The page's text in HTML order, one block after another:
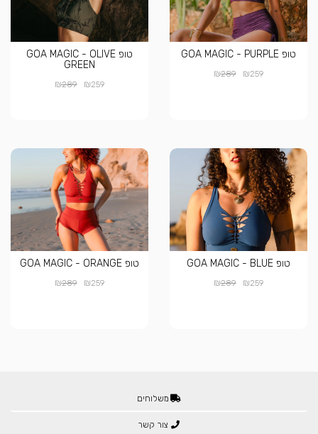
טופ GOA MAGIC - PURPLE
₪259
₪289
טופ GOA MAGIC - OLIVE
GREEN
₪259
₪289
טופ GOA MAGIC - BLUE
₪259
₪289
טופ GOA MAGIC - ORANGE
₪259
₪289
משלוחים
צור קשר